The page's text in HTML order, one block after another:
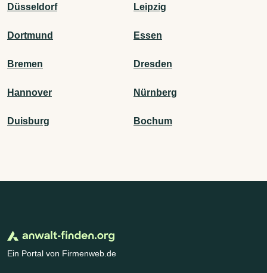
Düsseldorf Leipzig
Dortmund Essen
Bremen Dresden
Hannover Nürnberg
Duisburg Bochum
Ein Portal von Firmenweb.de